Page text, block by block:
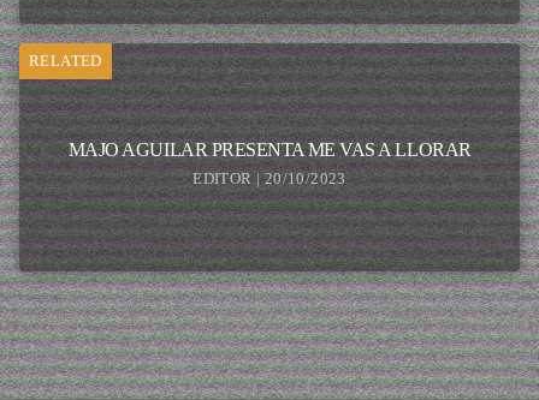
RELATED
MAJO AGUILAR PRESENTA ME VAS A LLORAR
EDITOR | 20/10/2023